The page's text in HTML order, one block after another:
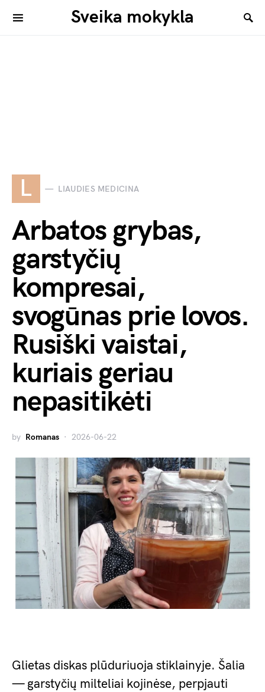
Sveika mokykla
L LIAUDIES MEDICINA
Arbatos grybas,
garstyčių
kompresai,
svogūnas prie lovos.
Rusiški vaistai,
kuriais geriau
nepasitikėti
by Romanas 2026-06-22
Glietas diskas plūduriuoja stiklainyje. Šalia
— garstyčių milteliai kojinėse, perpjauti